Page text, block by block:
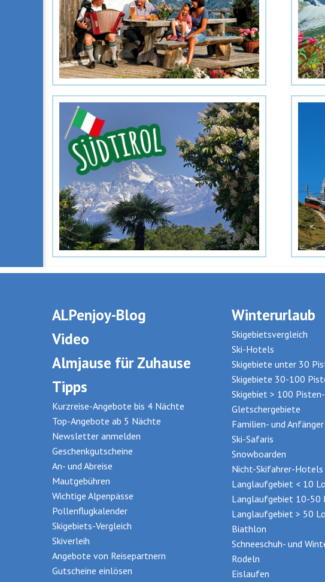
ALPenjoy-Blog
Video
Almjause für Zuhause
Tipps
Kurzreise-Angebote bis 4 Nächte
Top-Angebote ab 5 Nächte
Newsletter anmelden
Geschenkgutscheine
An- und Abreise
Mautgebühren
Wichtige Alpenpässe
Pollenflugkalender
Skigebiets-Vergleich
Skiverleih
Angebote von Reisepartnern
Gutscheine einlösen
Winterurlaub
Skigebietsvergleich
Ski-Hotels
Skigebiete unter 30
Skigebiete 30-100
Skigebiet > 100
Gletschergebiete
Familien- und
Ski-Safaris
Snowboarden
Nicht-Skifahrer-Hotels
Langlaufgebiet < 10
Langlaufgebiet 10-50
Langlaufgebiet > 50
Biathlon
Schneeschuh- und
Rodeln
Eislaufen